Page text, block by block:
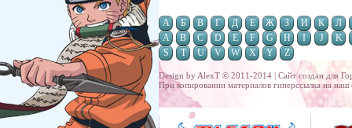
А Б В Г Д Е Ж З И К Л
A
B C D E F G H I J K
S
T U V W X Y Z
Design by AlexT © 2011-2014 | Сайт создан для
При копировании материалов гиперссылка на наш